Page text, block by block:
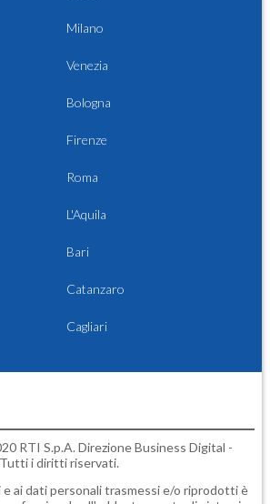
Milano
Venezia
Bologna
Firenze
Roma
L'Aquila
Bari
Catanzaro
Cagliari
RTI S.p.A. Direzione Business Digital -
i diritti riservati.
ai dati personali trasmessi e/o riprodotti è